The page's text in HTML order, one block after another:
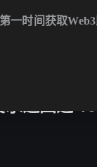
追回逾
第一时间获取